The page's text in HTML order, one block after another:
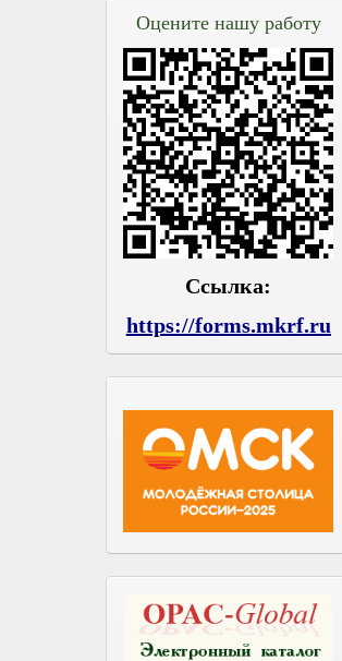
Оцените нашу работу
Ссылка:
https://forms.mkrf.ru